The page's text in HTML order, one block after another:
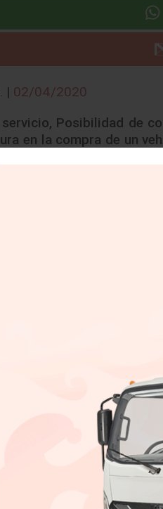
| 02/04/2020
Posibilidad de
en la compra de un
costo con OnStar.
el día de hoy que, a
información en
a no salir de casa, los
para recoger su
a disposición varias
de manera remota
posibilidad de
nuevo y comisión por
incluyen un seguro de
tenga dudas
con el
en donde